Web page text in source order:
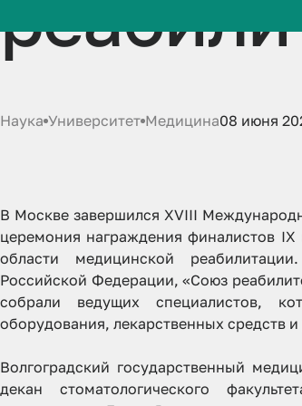
Наука Университет Медицина08 июня
В Москве завершился XVIII
церемония награждения финалистов
области медицинской
Российской Федерации, «Союз
собрали ведущих специалистов,
оборудования, лекарственных средств
Волгоградский государственный
декан стоматологического